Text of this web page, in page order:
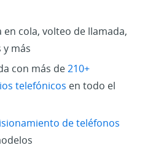
cola, volteo de llamada,
más
con más de210+
telefónicos en todo el
de teléfonos